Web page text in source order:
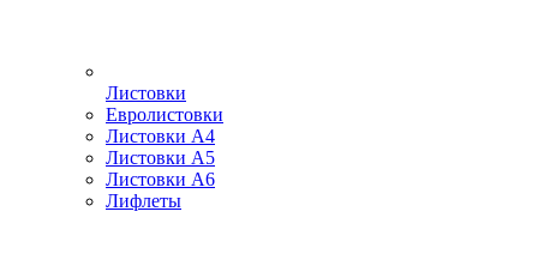
Листовки
Евролистовки
Листовки А4
Листовки А5
Листовки А6
Лифлеты